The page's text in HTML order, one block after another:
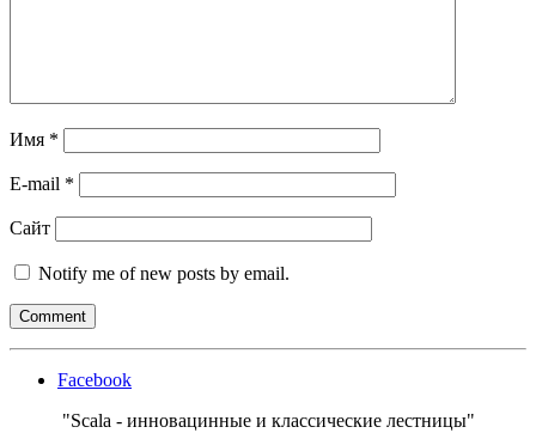
Имя *
E-mail *
Сайт
Notify me of new posts by email.
Facebook
"Scala - инновацинные и классические лестницы"